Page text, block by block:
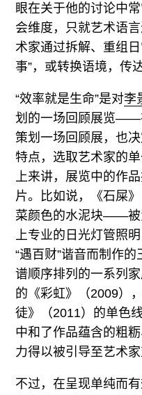
眼在关于他的讨论中
会维度，只就艺术语
术家通过拆解、重组
事”，或转换语境，传
“效率就是生命”是对李
划的一场回顾展览——
策划一场回顾展，也
特点，选取艺术家的
上来讲，展览中的作
片。比如说，《石屎
菜颜色的水泥块——被
上专业的日光灯管照
“遇百财”谐音而制作
谱顺序排列的一系列
的《彩虹》（2009）
徒》（2011）的单色
中和了作品蕴含的粗
力得以被引导至艺术
不过，在呈现单纯而